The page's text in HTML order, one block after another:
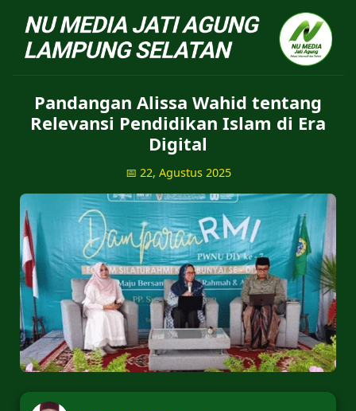
NU Jatiagung - Situs
Pandangan Alissa Wahid tentang
Relevansi Pendidikan Islam di Era
Digital
📅 22, Agustus 2025